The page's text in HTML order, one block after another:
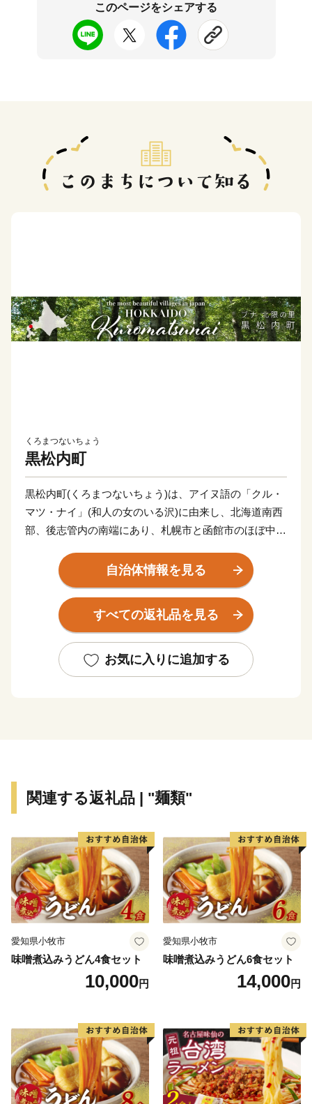
このページをシェアする
くろまつないちょう
黒松内町
黒松内町(くろまつないちょう)は、アイヌ語の「クル・
マツ・ナイ」(和人の女のいる沢)に由来し、北海道南西
部、後志管内の南端にあり、札幌市と函館市のほぼ中間
直接海岸に接することがない特殊な地形となっておりま
すが、黒松内岳からは日本海と太平洋を望むことができ
1990(平成2)年
家庭ごみ集積所「クリーンボックス」の規格統一を開
び廃屋の撤去を行い、統一感のある景観を創造。
景観行政団体となる。翌年に法委任条例制定、景観計画
を策定。
2012(平成24)年
「日本で最も美しい村連合」に加盟。
妥協しない景観づくりに取り組んでいる。
【天然記念物 歌才ブナ林】
市街地からわずか2kmの場所に、約92haのブナの原生林
「歌才ブナ林」（1928(昭和3)年「自生北限のブナ林」
ばれる姿も見ることができます。地域住民の積極的な保
護活動により２度の伐採の危機を乗り越え、現在、まち
のシンボルとして多くの人たちに親しまれています。
2004(平成16)年には、これまでのブナを活用したまちづ
自治体情報を見る
すべての返礼品を見る
お気に入りに追加する
関連する返礼品 | "麺類"
愛知県小牧市
味噌煮込みうどん4食セット
10,000円
愛知県小牧市
味噌煮込みうどん6食セット
14,000円